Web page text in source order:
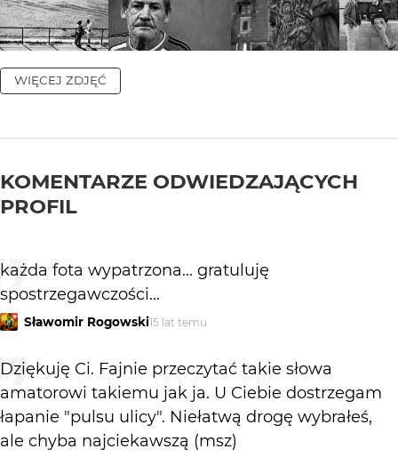
WIĘCEJ ZDJĘĆ
KOMENTARZE ODWIEDZAJĄCYCH
PROFIL
każda fota wypatrzona... gratuluję
spostrzegawczości...
Sławomir Rogowski15 lat temu
Dziękuję Ci. Fajnie przeczytać takie słowa
amatorowi takiemu jak ja. U Ciebie dostrzegam
łapanie "pulsu ulicy". Niełatwą drogę wybrałeś,
ale chyba najciekawszą (msz)